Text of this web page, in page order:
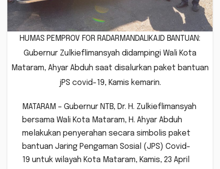
HUMAS PEMPROV FOR RADARMANDALIKA.ID BANTUAN:
Gubernur Zulkieflimansyah didampingi Wali Kota
Mataram, Ahyar Abduh saat disalurkan paket bantuan
jPS covid-19, Kamis kemarin.
MATARAM – Gubernur NTB, Dr. H. Zulkieflimansyah
bersama Wali Kota Mataram, H. Ahyar Abduh
melakukan penyerahan secara simbolis paket
bantuan Jaring Pengaman Sosial (JPS) Covid-
19 untuk wilayah Kota Mataram, Kamis, 23 April